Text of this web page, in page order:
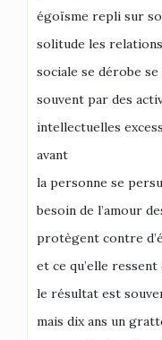
égoïsme repli sur
solitude les
sociale se dérobe
souvent par des
intellectuelles
avant
la personne se
besoin de l’amour
protègent contre
et ce qu’elle
le résultat est
mais dix ans un